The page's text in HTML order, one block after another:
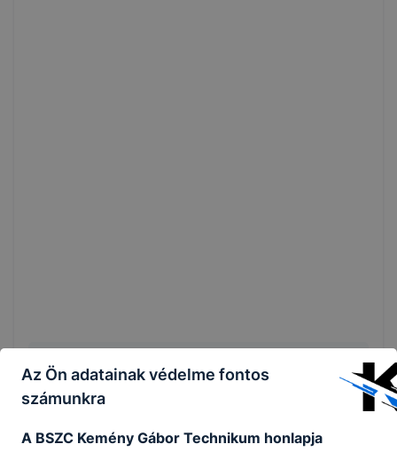
Megosztás
Az Ön adatainak védelme fontos
számunkra
A BSZC Kemény Gábor Technikum honlapja